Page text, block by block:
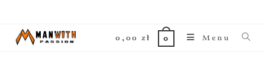
0,00zł 0 Menu